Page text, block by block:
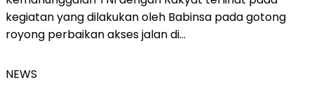
kegiatan yang dilakukan oleh Babinsa pada gotong
royong perbaikan akses jalan di…
NEWS